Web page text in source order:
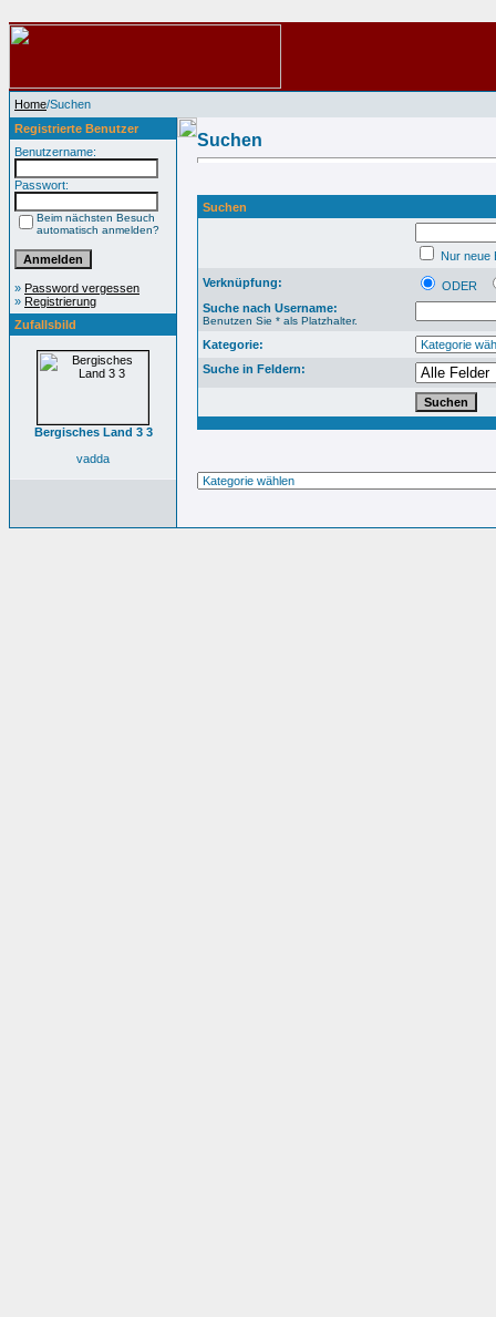
Home/Suchen
Registrierte Benutzer
Benutzername:
Passwort:
Beim nächsten Besuch
automatisch anmelden?
» Password vergessen
» Registrierung
Zufallsbild
Bergisches Land 3 3
vadda
Suchen
Suchen
Nur neue
Verknüpfung:
ODER
Suche nach Username:
Benutzen Sie * als Platzhalter.
Kategorie:
Suche in Feldern: